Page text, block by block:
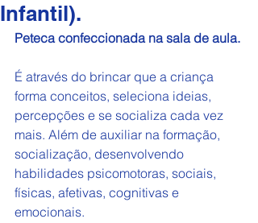
Infantil).
Peteca confeccionada na sala de aula.
É através do brincar que a criança
forma conceitos, seleciona ideias,
percepções e se socializa cada vez
mais. Além de auxiliar na formação,
socialização, desenvolvendo
habilidades psicomotoras, sociais,
físicas, afetivas, cognitivas e
emocionais.